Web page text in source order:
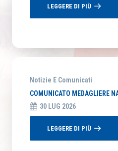
LEGGERE DI PIÙ
Notizie E Comunicati
COMUNICATO MEDAGLIERE
30 LUG 2026
LEGGERE DI PIÙ